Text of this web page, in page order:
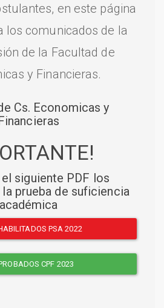
en este página
los comunicados de la
de la Facultad de
y Financieras.
Cs. Economicas y
siguiente PDF los
prueba de suficiencia
académica
PSA 2022
CPF 2023